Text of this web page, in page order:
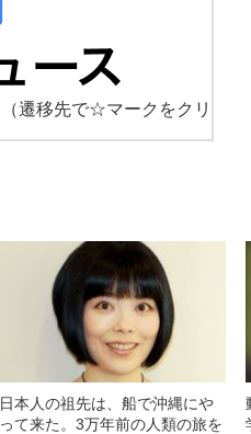
（遷移先で☆マークをクリ
日本人の祖先は、船で沖縄にや
って来た。3万年前の人類の旅を